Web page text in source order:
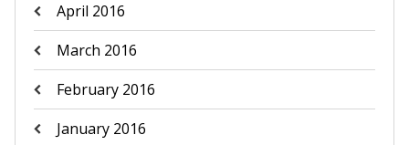
April 2016
March 2016
February 2016
January 2016